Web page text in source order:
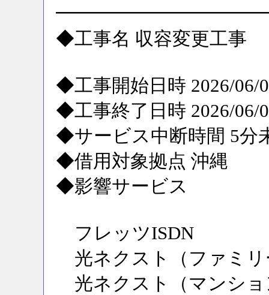
◆工事名 収容変更工事
◆工事開始日時 2026/06/
◆工事終了日時 2026/06/
◆サービス中断時間 5分
◆借用対象拠点 沖縄
◆影響サービス
フレッツISDN
光ネクスト（ファミリ
光ネクスト（マンショ